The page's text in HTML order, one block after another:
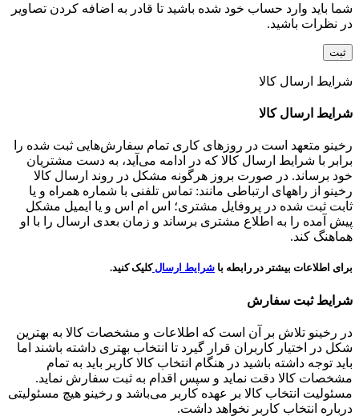
شما باید وارد حساب خود شده باشید تا قادر به اضافه کردن تصاویر
در نظرات باشید.
شرایط ارسال کالا
شرایط ارسال کالا
رخینو متعهد است در روزهای کاری تمام سفارش‌هایی ثبت شده را
برابر با شرایط ارسال کالا که در ادامه می‌آید، به دست مشتریان
خود برساند. در صورت بروز هرگونه مشکل در روند ارسال کالا
رخینو از راههای ارتباطی مانند: تماس تلفنی با شماره همراه و یا
ثابت ثبت شده در پروفایل مشتری؛ اس ام اس و یا ایمیل مشکل
پیش آمده را به اطلاع مشتری برساند و زمان بعدی ارسال را با او
هماهنگ کند.
برای اطلاعات بیشتر در رابطه با شرایط ارسال کلیک کنید.
شرایط ثبت سفارش
در رخینو تلاش بر آن است که اطلاعات و مشخصات کالا به بهترین
شکل در اختیار کاربران قرار گیرد تا انتخاب بهتری داشته باشند اما
باید توجه داشته باشید در هنگام انتخاب کالا کاربر باید به تمام
مشخصات کالا دقت نماید و سپس اقدام به ثبت سفارش نماید.
مسئولیت انتخاب کالا بر عهده کاربر می‌باشد و رخینو هیچ مسئولیتی
درباره انتخاب کاربر نخواهد داشت.